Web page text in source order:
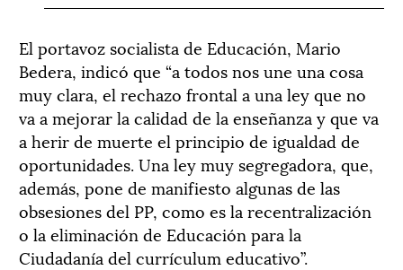
El portavoz socialista de Educación, Mario
Bedera, indicó que “a todos nos une una cosa
muy clara, el rechazo frontal a una ley que no
va a mejorar la calidad de la enseñanza y que va
a herir de muerte el principio de igualdad de
oportunidades. Una ley muy segregadora, que,
además, pone de manifiesto algunas de las
obsesiones del PP, como es la recentralización
o la eliminación de Educación para la
Ciudadanía del currículum educativo”.